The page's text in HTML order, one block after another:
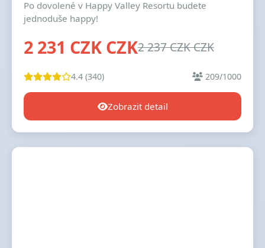
Po dovolené v Happy Valley Resortu budete
jednoduše happy!
2 231 CZK CZK2 237 CZK CZK
4.4 (340) 209/1000
Zobrazit detail